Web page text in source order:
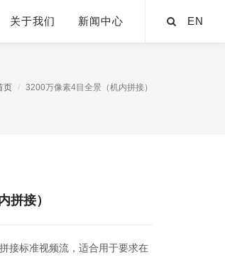
关于我们 新闻中心 EN
页 3200万像素4目全景（机内拼接）
拼接）
接标准视频流，适合用于要求在